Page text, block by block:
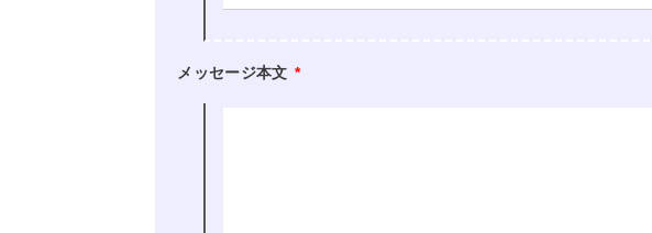
メッセージ本文 *